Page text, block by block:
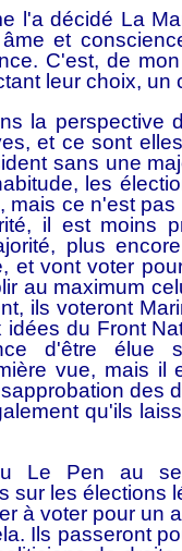
l'a décidé La
et
C'est, de
leur choix, un
la perspective
et ce sont
sans une
les
ce n'est
il est moins
plus
et vont voter
au maximum
ils voteront
du Front
d'être élue
vue, mais il
des
qu'ils
Le Pen au
les élections
à voter pour un
Ils passeront